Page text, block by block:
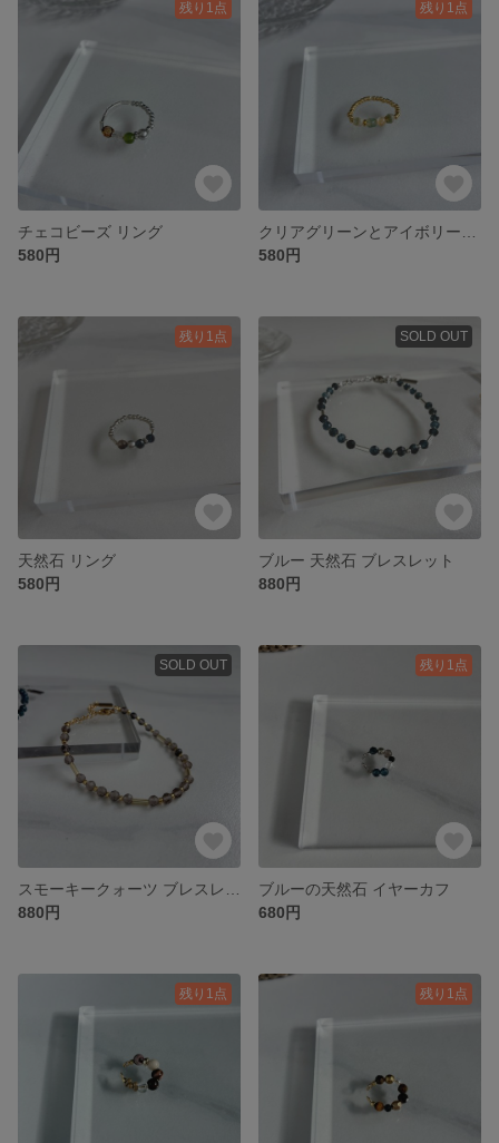
残り1点
チェコビーズ リング
580円
残り1点
580円
残り1点
天然石 リング
580円
SOLD OUT
ブルー 天然石 ブレスレット
880円
SOLD OUT
880円
残り1点
ブルーの天然石 イヤーカフ
680円
残り1点 残り1点